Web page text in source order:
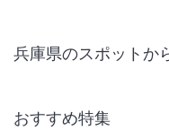
兵庫県のスポットか
おすすめ特集